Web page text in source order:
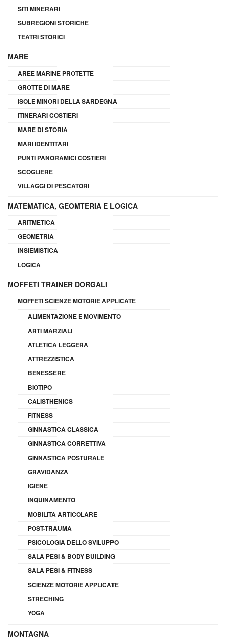
SITI MINERARI
SUBREGIONI STORICHE
TEATRI STORICI
MARE
AREE MARINE PROTETTE
GROTTE DI MARE
ISOLE MINORI DELLA SARDEGNA
ITINERARI COSTIERI
MARE DI STORIA
MARI IDENTITARI
PUNTI PANORAMICI COSTIERI
SCOGLIERE
VILLAGGI DI PESCATORI
MATEMATICA, GEOMTERIA E LOGICA
ARITMETICA
GEOMETRIA
INSIEMISTICA
LOGICA
MOFFETI TRAINER DORGALI
MOFFETI SCIENZE MOTORIE APPLICATE
ALIMENTAZIONE E MOVIMENTO
ARTI MARZIALI
ATLETICA LEGGERA
ATTREZZISTICA
BENESSERE
BIOTIPO
CALISTHENICS
FITNESS
GINNASTICA CLASSICA
GINNASTICA CORRETTIVA
GINNASTICA POSTURALE
GRAVIDANZA
IGIENE
INQUINAMENTO
MOBILITÀ ARTICOLARE
POST-TRAUMA
PSICOLOGIA DELLO SVILUPPO
SALA PESI & BODY BUILDING
SALA PESI & FITNESS
SCIENZE MOTORIE APPLICATE
STRECHING
YOGA
MONTAGNA